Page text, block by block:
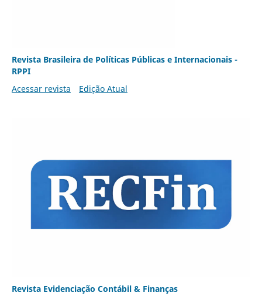
Revista Brasileira de Políticas Públicas e Internacionais -
RPPI
Acessar revista
Edição Atual
Revista Evidenciação Contábil & Finanças